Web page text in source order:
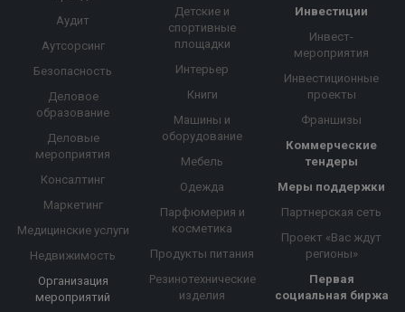
Аудит
Аутсорсинг
Безопасность
Деловое
образование
Деловые
мероприятия
Консалтинг
Маркетинг
Медицинские услуги
Недвижимость
Организация
мероприятий
Детские и
спортивные
площадки
Интерьер
Книги
Машины и
оборудование
Мебель
Одежда
Парфюмерия и
косметика
Продукты питания
Резинотехнические
изделия
Инвестиции
Инвест-
мероприятия
Инвестиционные
проекты
Франшизы
Коммерческие
тендеры
Меры поддержки
Партнерская сеть
Проект «Вас ждут
регионы»
Первая
социальная биржа